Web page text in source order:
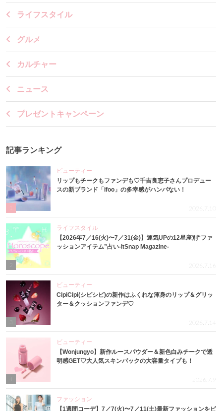
ライフスタイル
グルメ
カルチャー
ニュース
プレゼントキャンペーン
記事ランキング
ビューティー
リップもチークもファンデも♡千吉良恵子さんプロデュー
スの新ブランド「ifoo」の多幸感がハンパない！
2026.7.10
ライフスタイル
【2026年7／16(火)〜7／31(金)】運気UPの12星座別“ファ
ッションアイテム”占い-itSnap Magazine-
2026.7.16
3
ビューティー
CipiCipi(シピシピ)の新作はふくれな渾身のリップ＆グリッ
ター＆クッションファンデ♡
2026.7.14
4
ビューティー
【Wonjungyo】新作ルースパウダー＆新色白みチークで透
明感GET♡大人気スキンパックの大容量タイプも！
2026.7.9
ファッション
【1週間コーデ】7／7(火)〜7／11(土)最新ファッションをピ